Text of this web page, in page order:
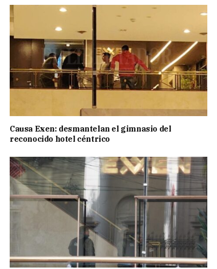
Causa Exen: desmantelan el gimnasio del
reconocido hotel céntrico